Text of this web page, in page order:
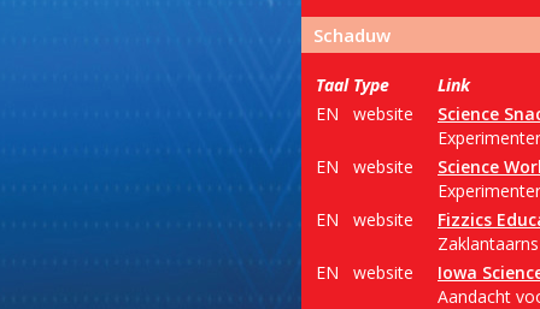
Schaduw
Taal Type
Link
EN
website
Science
EN
website
Science
EN
website
Fizzics
EN
website
Iowa
Aandacht